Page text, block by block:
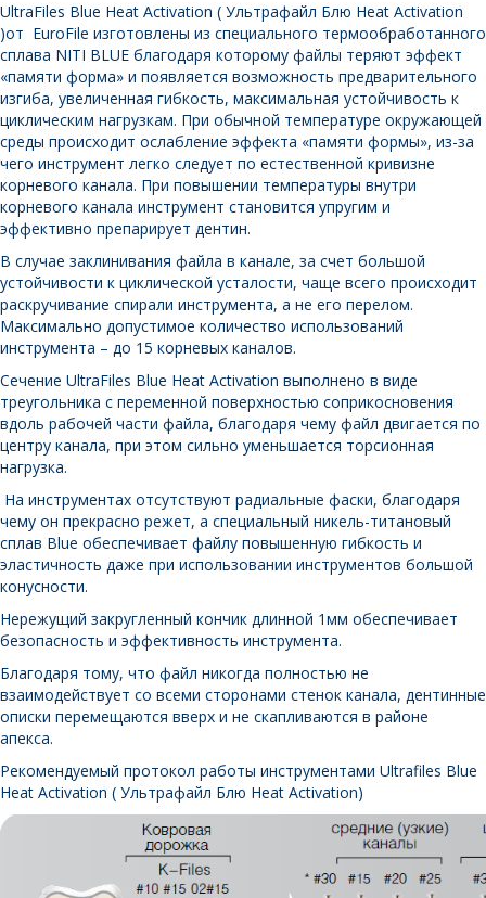
UltraFiles Blue Heat Activation ( Ультрафайл Блю Heat Activation
)от EuroFile изготовлены из специального термообработанного
сплава NITI BLUE благодаря которому файлы теряют эффект
«памяти форма» и появляется возможность предварительного
изгиба, увеличенная гибкость, максимальная устойчивость к
циклическим нагрузкам. При обычной температуре окружающей
среды происходит ослабление эффекта «памяти формы», из-за
чего инструмент легко следует по естественной кривизне
корневого канала. При повышении температуры внутри
корневого канала инструмент становится упругим и
эффективно препарирует дентин.
В случае заклинивания файла в канале, за счет большой
устойчивости к циклической усталости, чаще всего происходит
раскручивание спирали инструмента, а не его перелом.
Максимально допустимое количество использований
инструмента – до 15 корневых каналов.
Сечение UltraFiles Blue Heat Activation выполнено в виде
треугольника с переменной поверхностью соприкосновения
вдоль рабочей части файла, благодаря чему файл двигается по
центру канала, при этом сильно уменьшается торсионная
нагрузка.
На инструментах отсутствуют радиальные фаски, благодаря
чему он прекрасно режет, а специальный никель-титановый
сплав Blue обеспечивает файлу повышенную гибкость и
эластичность даже при использовании инструментов большой
конусности.
Нережущий закругленный кончик длинной 1мм обеспечивает
безопасность и эффективность инструмента.
Благодаря тому, что файл никогда полностью не
взаимодействует со всеми сторонами стенок канала, дентинные
описки перемещаются вверх и не скапливаются в районе
апекса.
Рекомендуемый протокол работы инструментами Ultrafiles Blue
Heat Activation ( Ультрафайл Блю Heat Activation)